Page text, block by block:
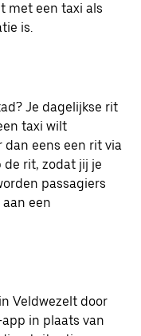
met een taxi als
is.
Je dagelijkse rit
taxi wilt
dan eens een rit via
rit, zodat jij je
passagiers
een
Veldwezelt door
in plaats van